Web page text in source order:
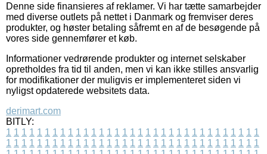
Denne side finansieres af reklamer. Vi har tætte samarbejder
med diverse outlets på nettet i Danmark og fremviser deres
produkter, og høster betaling såfremt en af de besøgende på
vores side gennemfører et køb.
Informationer vedrørende produkter og internet selskaber
opretholdes fra tid til anden, men vi kan ikke stilles ansvarlig
for modifikationer der muligvis er implementeret siden vi
nyligst opdaterede websitets data.
derimart.com
BITLY:
1 1 1 1 1 1 1 1 1 1 1 1 1 1 1 1 1 1 1 1 1 1 1 1 1 1 1 1 1 1 1 1 1
1 1 1 1 1 1 1 1 1 1 1 1 1 1 1 1 1 1 1 1 1 1 1 1 1 1 1 1 1 1 1 1 1